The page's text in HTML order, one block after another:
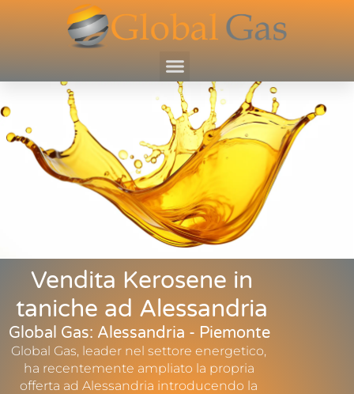
Vendita Kerosene in
taniche ad Alessandria
Global Gas: Alessandria - Piemonte
Global Gas, leader nel settore energetico,
ha recentemente ampliato la propria
offerta ad Alessandria introducendo la